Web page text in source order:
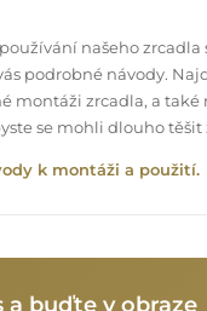
našeho zrcadla
podrobné návody.
montáži zrcadla, a také
se mohli dlouho
k montáži a použití.
a buďte v obraze